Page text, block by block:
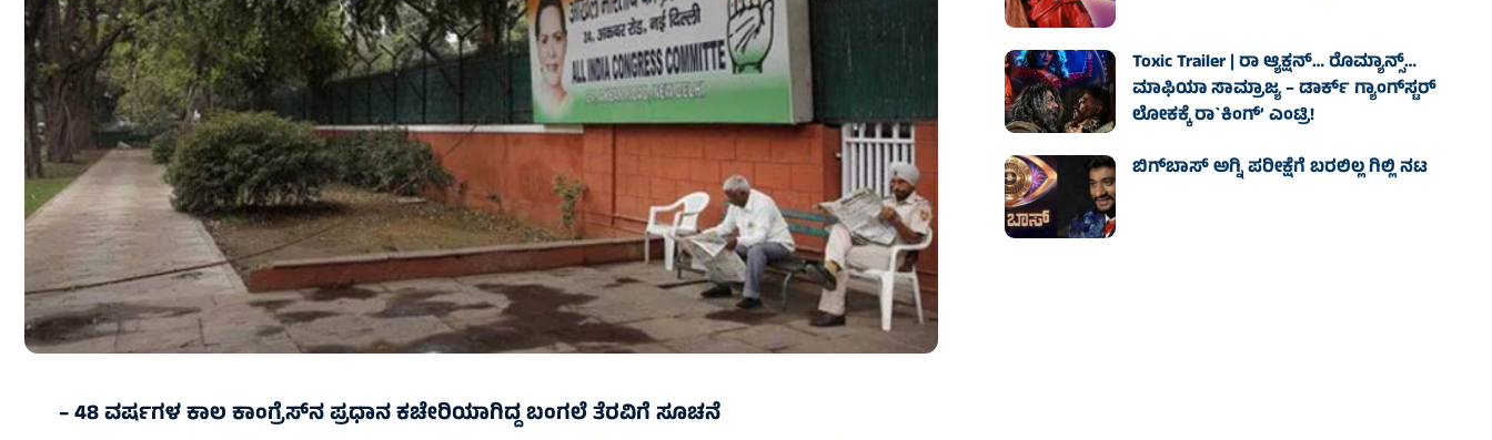
– 48 ವರ್ಷಗಳ ಕಾಲ ಕಾಂಗ್ರೆಸ್‌ನ ಪ್ರಧಾನ ಕಚೇರಿಯಾಗಿದ್ದ ಬಂಗಲೆ ತೆರವಿಗೆ ಸೂಚನೆ
Toxic Trailer | ರಾ ಆ್ಯಕ್ಷನ್‌… ರೊಮ್ಯಾನ್ಸ್‌…
ಮಾಫಿಯಾ ಸಾಮ್ರಾಜ್ಯ – ಡಾರ್ಕ್‌ ಗ್ಯಾಂಗ್‌ಸ್ಟರ್‌
ಲೋಕಕ್ಕೆ ರಾ`ಕಿಂಗ್‌’ ಎಂಟ್ರಿ!
ಬಿಗ್‌ಬಾಸ್ ಅಗ್ನಿ ಪರೀಕ್ಷೆಗೆ ಬರಲಿಲ್ಲ ಗಿಲ್ಲಿ ನಟ